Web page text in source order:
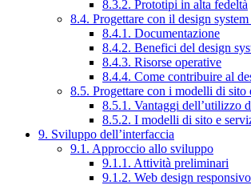
8.3.2. Prototipi in alta fedeltà
8.4. Progettare con il design
8.4.1. Documentazione
8.4.2. Benefici del design
8.4.3. Risorse operative
8.4.4. Come contribuire al
8.5. Progettare con i modelli di sito
8.5.1. Vantaggi dell’utilizzo
8.5.2. I modelli di sito e
9. Sviluppo dell’interfaccia
9.1. Approccio allo sviluppo
9.1.1. Attività preliminari
9.1.2. Web design